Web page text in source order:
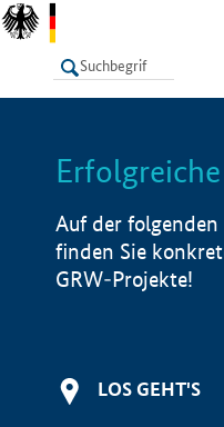
LISTE
Auf der
finden Sie
GRW-Projekte!
LOS GEHT'S